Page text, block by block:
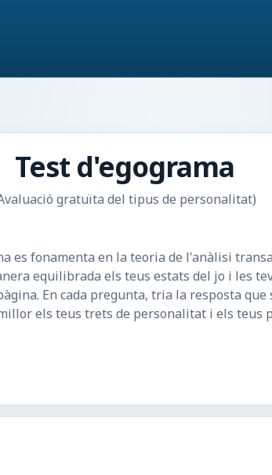
Test d'egograma
gratuïta del tipus de personalitat)
es fonamenta en la teoria de l'anàlisi
equilibrada els teus estats del jo i les
En cada pregunta, tria la resposta
els teus trets de personalitat i els teus